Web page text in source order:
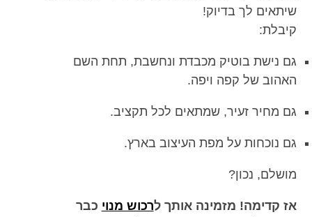
שיתאים לך בדיוק!
קיבלת:
גם נישת בוטיק מכבדת ונחשבת, תחת השם
האהוב של קפה ויפה.
גם מחיר זעיר, שמתאים לכל תקציב.
גם נוכחות על מפת העיצוב בארץ.
מושלם, נכון?
אז קדימה! מזמינה אותך לרכוש מנוי כבר